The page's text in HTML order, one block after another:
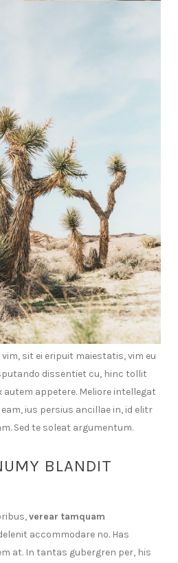
sit ei eripuit maiestatis, vim eu
dissentiet cu, hinc tollit
autem appetere. Meliore intellegat
ius persius ancillae in, id elitr
Sed te soleat argumentum.
BLANDIT
verear tamquam
accommodare no. Has
at. In tantas gubergren per, his